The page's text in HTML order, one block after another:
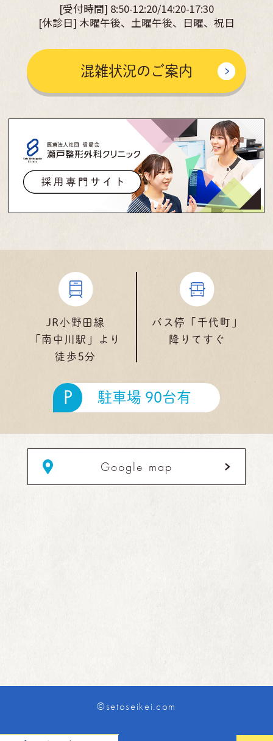
[受付時間] 8:50-12:20/14:20-17:30
[休診日] 木曜午後、土曜午後、日曜、祝日
混雑状況のご案内
JR小野田線
「南中川駅」より
徒歩5分
バス停「千代町」
降りてすぐ
P 駐車場 90台有
Google map
©setoseikei.com